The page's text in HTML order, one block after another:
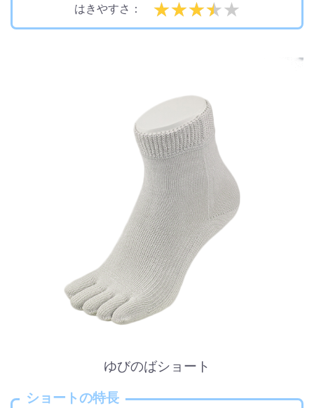
はきやすさ：
ゆびのばショート
ショートの特長